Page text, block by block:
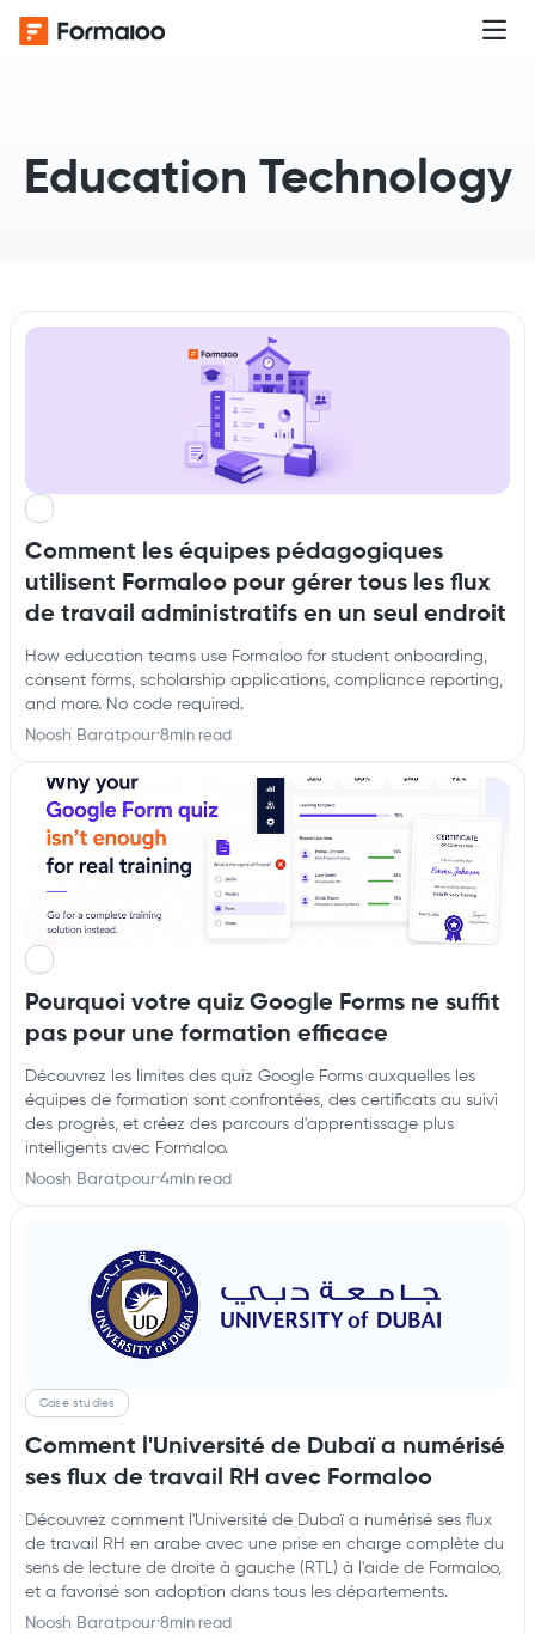
Education Technology
Comment les équipes pédagogiques
utilisent Formaloo pour gérer tous les flux
de travail administratifs en un seul endroit
How education teams use Formaloo for student onboarding,
consent forms, scholarship applications, compliance reporting,
and more. No code required.
Noosh Baratpour·8min read
Pourquoi votre quiz Google Forms ne suffit
pas pour une formation efficace
Découvrez les limites des quiz Google Forms auxquelles les
équipes de formation sont confrontées, des certificats au suivi
des progrès, et créez des parcours d'apprentissage plus
intelligents avec Formaloo.
Noosh Baratpour·4min read
Case studies
Comment l'Université de Dubaï a numérisé
ses flux de travail RH avec Formaloo
Découvrez comment l'Université de Dubaï a numérisé ses flux
de travail RH en arabe avec une prise en charge complète du
sens de lecture de droite à gauche (RTL) à l'aide de Formaloo,
et a favorisé son adoption dans tous les départements.
Noosh Baratpour·8min read